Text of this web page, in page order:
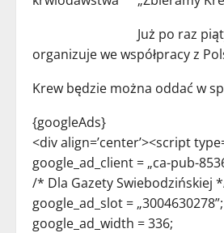
Już po raz
organizuje we współpracy z
Krew będzie można oddać w
{googleAds}
<div align=’center’><script
google_ad_client = „ca-pub-
/* Dla Gazety Swiebodzińskiej
google_ad_slot = „3004630278”;
google_ad_width = 336;